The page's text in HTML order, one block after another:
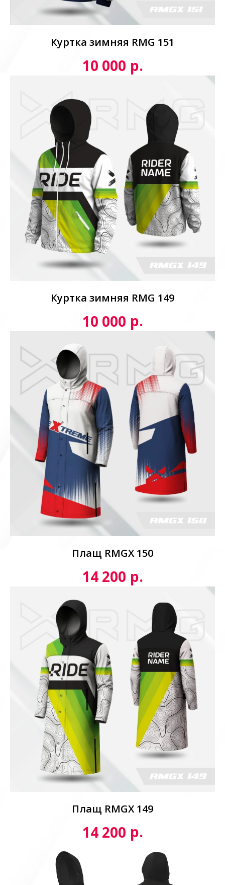
Куртка зимняя RMG 151
10 000 р.
Куртка зимняя RMG 149
10 000 р.
Плащ RMGX 150
14 200 р.
Плащ RMGX 149
14 200 р.